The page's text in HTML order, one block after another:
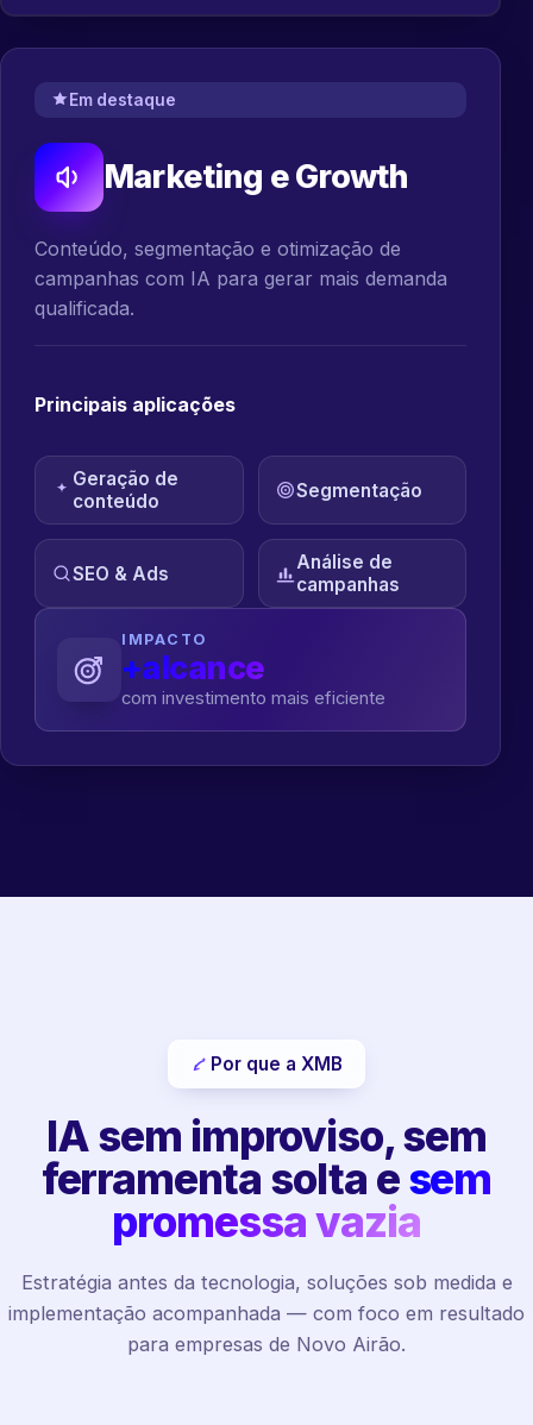
Em destaque
Marketing e Growth
Conteúdo, segmentação e otimização de
campanhas com IA para gerar mais demanda
qualificada.
Principais aplicações
Geração de
conteúdo
Segmentação
SEO & Ads
Análise de
campanhas
IMPACTO
+alcance
com investimento mais eficiente
Por que a XMB
IA sem improviso, sem
ferramenta solta esem
promessa vazia
Estratégia antes da tecnologia, soluções sob medida e
implementação acompanhada — com foco em resultado
para empresas de Novo Airão.